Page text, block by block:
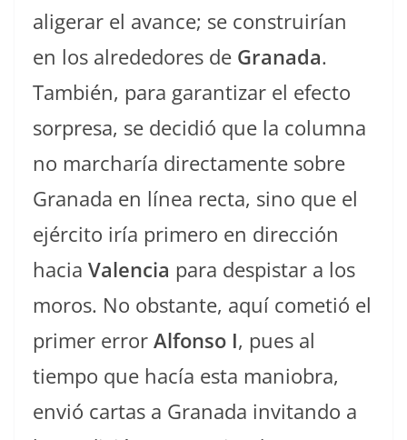
aligerar el avance; se construirían
en los alrededores de Granada.
También, para garantizar el efecto
sorpresa, se decidió que la columna
no marcharía directamente sobre
Granada en línea recta, sino que el
ejército iría primero en dirección
hacia Valencia para despistar a los
moros. No obstante, aquí cometió el
primer error Alfonso I, pues al
tiempo que hacía esta maniobra,
envió cartas a Granada invitando a